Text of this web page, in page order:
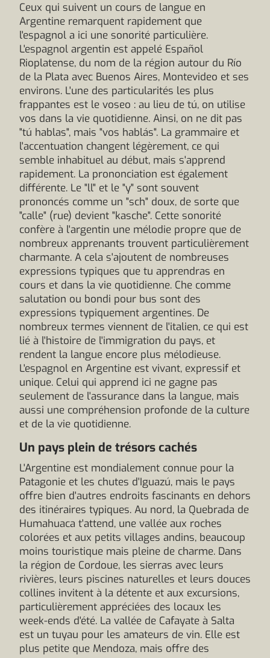
Ceux qui suivent un cours de langue en
Argentine remarquent rapidement que
l'espagnol a ici une sonorité particulière.
L'espagnol argentin est appelé Español
Rioplatense, du nom de la région autour du Río
de la Plata avec Buenos Aires, Montevideo et ses
environs. L'une des particularités les plus
frappantes est le voseo : au lieu de tú, on utilise
vos dans la vie quotidienne. Ainsi, on ne dit pas
"tú hablas", mais "vos hablás". La grammaire et
l'accentuation changent légèrement, ce qui
semble inhabituel au début, mais s'apprend
rapidement. La prononciation est également
différente. Le "ll" et le "y" sont souvent
prononcés comme un "sch" doux, de sorte que
"calle" (rue) devient "kasche". Cette sonorité
confère à l'argentin une mélodie propre que de
nombreux apprenants trouvent particulièrement
charmante. A cela s'ajoutent de nombreuses
expressions typiques que tu apprendras en
cours et dans la vie quotidienne. Che comme
salutation ou bondi pour bus sont des
expressions typiquement argentines. De
nombreux termes viennent de l'italien, ce qui est
lié à l'histoire de l'immigration du pays, et
rendent la langue encore plus mélodieuse.
L'espagnol en Argentine est vivant, expressif et
unique. Celui qui apprend ici ne gagne pas
seulement de l'assurance dans la langue, mais
aussi une compréhension profonde de la culture
et de la vie quotidienne.
Un pays plein de trésors cachés
L'Argentine est mondialement connue pour la
Patagonie et les chutes d'Iguazú, mais le pays
offre bien d'autres endroits fascinants en dehors
des itinéraires typiques. Au nord, la Quebrada de
Humahuaca t'attend, une vallée aux roches
colorées et aux petits villages andins, beaucoup
moins touristique mais pleine de charme. Dans
la région de Cordoue, les sierras avec leurs
rivières, leurs piscines naturelles et leurs douces
collines invitent à la détente et aux excursions,
particulièrement appréciées des locaux les
week-ends d'été. La vallée de Cafayate à Salta
est un tuyau pour les amateurs de vin. Elle est
plus petite que Mendoza, mais offre des